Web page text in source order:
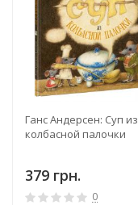
Ганс Андерсен: Суп из
колбасной палочки
379 грн.
0